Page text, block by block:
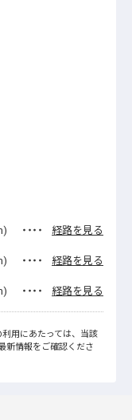
・・・・
経路を見る
・・・・
経路を見る
・・・・ 経路を見る
利用にあたっては、当該
新情報をご確認くださ